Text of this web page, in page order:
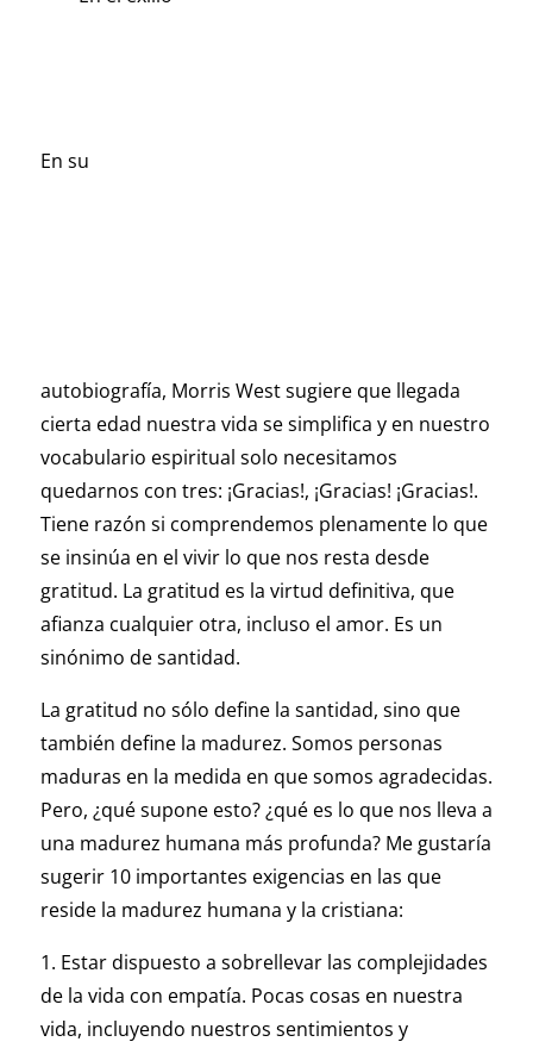
En su
autobiografía, Morris West sugiere que llegada
cierta edad nuestra vida se simplifica y en nuestro
vocabulario espiritual solo necesitamos
quedarnos con tres: ¡Gracias!, ¡Gracias! ¡Gracias!.
Tiene razón si comprendemos plenamente lo que
se insinúa en el vivir lo que nos resta desde
gratitud. La gratitud es la virtud definitiva, que
afianza cualquier otra, incluso el amor. Es un
sinónimo de santidad.
La gratitud no sólo define la santidad, sino que
también define la madurez. Somos personas
maduras en la medida en que somos agradecidas.
Pero, ¿qué supone esto? ¿qué es lo que nos lleva a
una madurez humana más profunda? Me gustaría
sugerir 10 importantes exigencias en las que
reside la madurez humana y la cristiana:
1. Estar dispuesto a sobrellevar las complejidades
de la vida con empatía. Pocas cosas en nuestra
vida, incluyendo nuestros sentimientos y